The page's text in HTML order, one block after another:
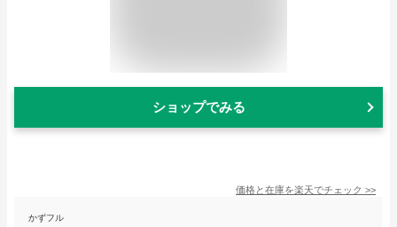
ショップでみる
価格と在庫を楽天でチェック >>
かずフル